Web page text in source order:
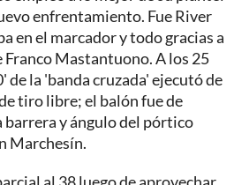
enfrentamiento. Fue River
en el marcador y todo gracias a
Franco Mastantuono. A los 25
de la 'banda cruzada' ejecutó de
tiro libre; el balón fue de
barrera y ángulo del pórtico
Marchesín.